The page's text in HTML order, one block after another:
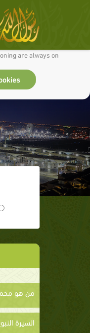
continually improve it.
are always on
من هو
السيرة